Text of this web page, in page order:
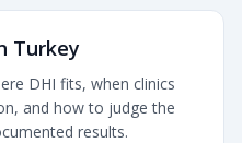
Turkey
DHI fits, when clinics
and how to judge the
results.